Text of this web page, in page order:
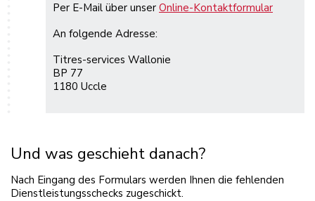
Per E-Mail über unser Online-Kontaktformular
An folgende Adresse:
Titres-services Wallonie
BP 77
1180 Uccle
Und was geschieht danach?
Nach Eingang des Formulars werden Ihnen die fehlenden
Dienstleistungsschecks zugeschickt.